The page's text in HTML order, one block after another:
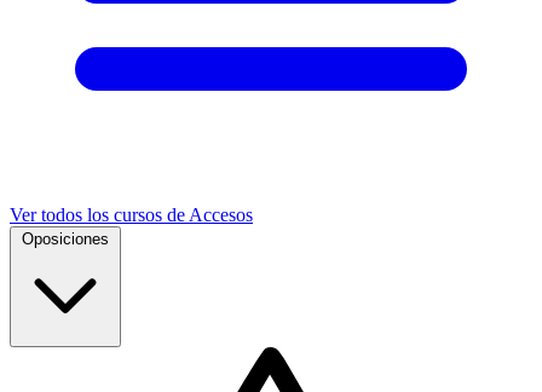
Ver todos los cursos de Accesos
Oposiciones